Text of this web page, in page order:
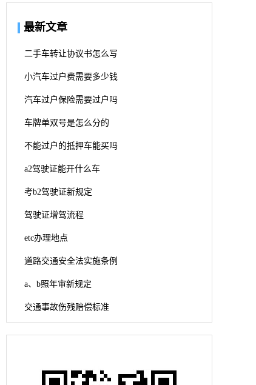
最新文章
二手车转让协议书怎么写
小汽车过户费需要多少钱
汽车过户保险需要过户吗
车牌单双号是怎么分的
不能过户的抵押车能买吗
a2驾驶证能开什么车
考b2驾驶证新规定
驾驶证增驾流程
etc办理地点
道路交通安全法实施条例
a、b照年审新规定
交通事故伤残赔偿标准